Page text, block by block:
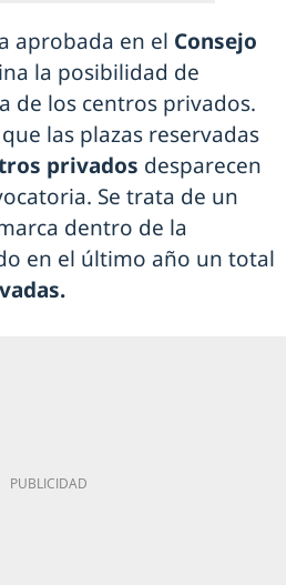
aprobada en el Consejo
la posibilidad de
de los centros privados.
las plazas reservadas
privados desparecen
Se trata de un
dentro de la
en el último año un total